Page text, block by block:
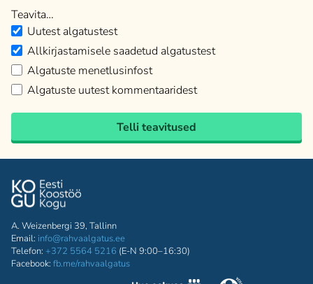
Teavita…
Uutest algatustest
Allkirjastamisele saadetud algatustest
Algatuste menetlusinfost
Algatuste uutest kommentaaridest
Telli teavitused
A. Weizenbergi 39, Tallinn
Email: info@rahvaalgatus.ee
Telefon: +372 5564 5216 (E-N 9:00–16:30)
Facebook: fb.me/rahvaalgatus